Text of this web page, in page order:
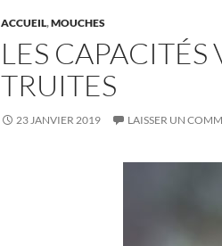
ACCUEIL,MOUCHES
LES CAPACITÉS
TRUITES
23 JANVIER 2019 LAISSER UN